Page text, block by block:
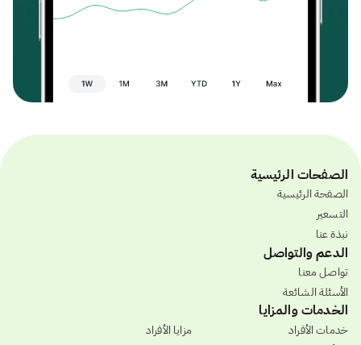
الصفحات الرئيسية
الصفحة الرئيسية
التسعير
نبذة عنا
الدعم والتواصل
تواصل معنا
الأسئلة الشائعة
الخدمات والمزايا
خدمات الأفراد
مزايا الأفراد